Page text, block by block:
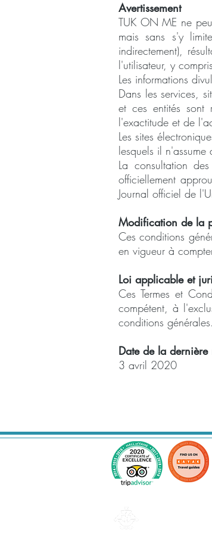
Avertissement
TUK ON ME ne
mais sans s'y
indirectement),
l'utilisateur, y
Les informations
Dans les services,
et ces entités sont
l'exactitude et de
Les sites
lesquels il n'assume
La consultation
officiellement
Journal officiel de
Modification de la
Ces conditions
en vigueur à
Loi applicable et
Ces Termes et
compétent, à
conditions générales.
Date de la
3 avril 2020